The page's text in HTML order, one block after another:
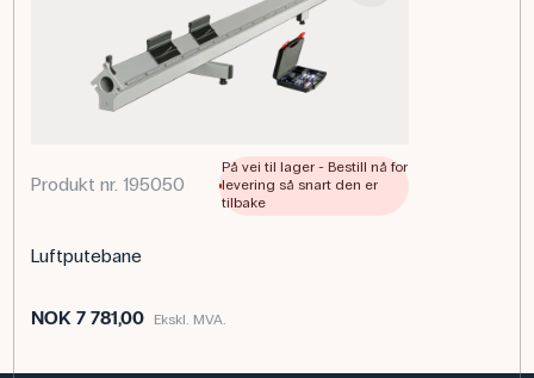
forholdet mellom kraft, masse og akselerasjon. En intakt
og velfungerende slange er viktig for å sikre jevn
luftstrøm og nøyaktige testresultater.
Spesifikasjoner
Produkt nr. 195050
På vei til lager - Bestill nå for
levering så snart den er
tilbake
Luftputebane
NOK 7 781,00 Ekskl. MVA.